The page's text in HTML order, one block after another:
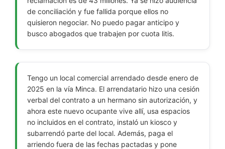
de conciliación y fue fallida porque ellos no
quisieron negociar. No puedo pagar anticipo y
busco abogados que trabajen por cuota litis.
Tengo un local comercial arrendado desde enero de
2025 en la vía Minca. El arrendatario hizo una cesión
verbal del contrato a un hermano sin autorización, y
ahora este nuevo ocupante vive allí, usa espacios
no incluidos en el contrato, instaló un kiosco y
subarrendó parte del local. Además, paga el
arriendo fuera de las fechas pactadas y pone